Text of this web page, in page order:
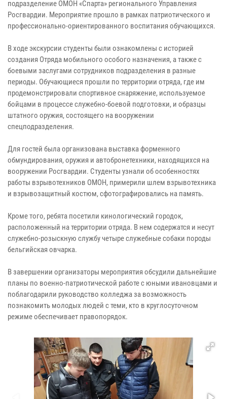
подразделение ОМОН «Спарта» регионального Управления
Росгвардии. Мероприятие прошло в рамках патриотического и
профессионально-ориентированного воспитания обучающихся.
В ходе экскурсии студенты были ознакомлены с историей
создания Отряда мобильного особого назначения, а также с
боевыми заслугами сотрудников подразделения в разные
периоды. Обучающиеся прошли по территории отряда, где им
продемонстрировали спортивное снаряжение, используемое
бойцами в процессе служебно-боевой подготовки, и образцы
штатного оружия, состоящего на вооружении
спецподразделения.
Для гостей была организована выставка форменного
обмундирования, оружия и автобронетехники, находящихся на
вооружении Росгвардии. Студенты узнали об особенностях
работы взрывотехников ОМОН, примерили шлем взрывотехника
и взрывозащитный костюм, сфотографировались на память.
Кроме того, ребята посетили кинологический городок,
расположенный на территории отряда. В нем содержатся и несут
служебно-розыскную службу четыре служебные собаки породы
бельгийская овчарка.
В завершении организаторы мероприятия обсудили дальнейшие
планы по военно-патриотической работе с юными ивановцами и
поблагодарили руководство колледжа за возможность
познакомить молодых людей с теми, кто в круглосуточном
режиме обеспечивает правопорядок.